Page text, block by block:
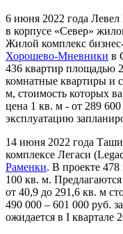
6 июня 2022 года
в корпусе «Север»
Жилой комплекс
Хорошево-Мневники в
436 квартир площадью
комнатные квартиры и
м, стоимость которых
цена 1 кв. м - от 289
эксплуатацию
14 июня 2022 года
комплексе Легаси
Раменки. В проекте
100 кв. м.
от 40,9 до 291,6 кв. м
490 000 – 601 000 руб.
ожидается в I квартале